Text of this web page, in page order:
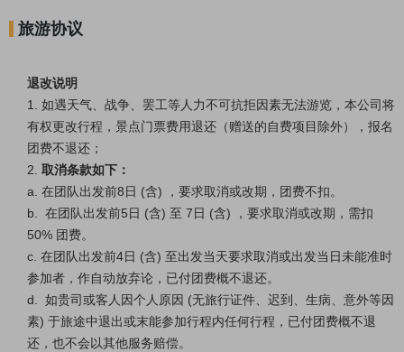
旅游协议
退改说明
1. 如遇天气、战争、罢工等人力不可抗拒因素无法游览，本公司将
有权更改行程，景点门票费用退还（赠送的自费项目除外），报名
团费不退还；
2. 取消条款如下：
a. 在团队出发前8日 (含) ，要求取消或改期，团费不扣。
b. 在团队出发前5日 (含) 至 7日 (含) ，要求取消或改期，需扣
50% 团费。
c. 在团队出发前4日 (含) 至出发当天要求取消或出发当日未能准时
参加者，作自动放弃论，已付团费概不退还。
d. 如贵司或客人因个人原因 (无旅行证件、迟到、生病、意外等因
素) 于旅途中退出或末能参加行程内任何行程，已付团费概不退
还，也不会以其他服务赔偿。